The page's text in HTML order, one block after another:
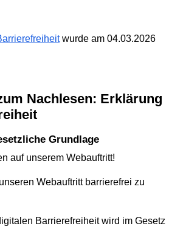
wurde am 04.03.2026
Grundlage
auf unserem Webauftritt!
Webauftritt barrierefrei zu
Barrierefreiheit wird im Gesetz